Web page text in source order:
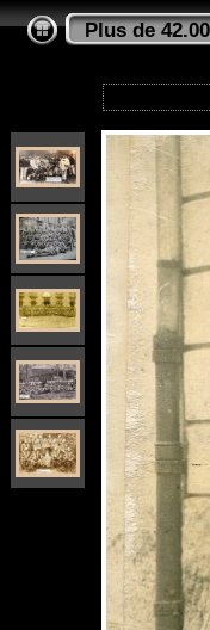
Plus de